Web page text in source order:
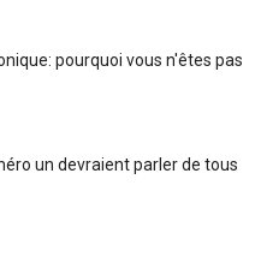
pourquoi vous n'êtes pas
un devraient parler de tous